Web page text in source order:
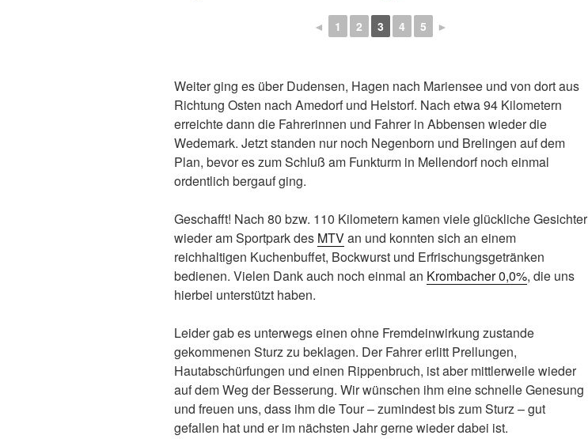
◄ 1 2 3 4 5 ►
Weiter ging es über Dudensen, Hagen nach Mariensee und von dort aus
Richtung Osten nach Amedorf und Helstorf. Nach etwa 94 Kilometern
erreichte dann die Fahrerinnen und Fahrer in Abbensen wieder die
Wedemark. Jetzt standen nur noch Negenborn und Brelingen auf dem
Plan, bevor es zum Schluß am Funkturm in Mellendorf noch einmal
ordentlich bergauf ging.
Geschafft! Nach 80 bzw. 110 Kilometern kamen viele glückliche Gesichter
wieder am Sportpark des MTVan und konnten sich an einem
reichhaltigen Kuchenbuffet, Bockwurst und Erfrischungsgetränken
bedienen. Vielen Dank auch noch einmal an Krombacher 0,0%, die uns
hierbei unterstützt haben.
Leider gab es unterwegs einen ohne Fremdeinwirkung zustande
gekommenen Sturz zu beklagen. Der Fahrer erlitt Prellungen,
Hautabschürfungen und einen Rippenbruch, ist aber mittlerweile wieder
auf dem Weg der Besserung. Wir wünschen ihm eine schnelle Genesung
und freuen uns, dass ihm die Tour – zumindest bis zum Sturz – gut
gefallen hat und er im nächsten Jahr gerne wieder dabei ist.